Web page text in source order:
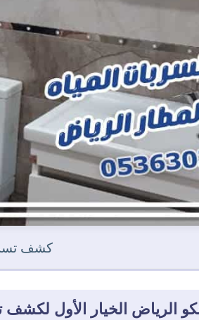
كشف
الرياض الخيار الأول لكشف